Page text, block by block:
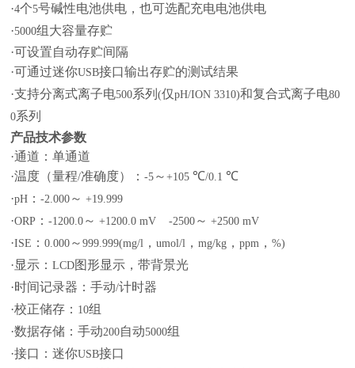
·4个5号碱性电池供电，也可选配充电电池供电
·5000组大容量存贮
·可设置自动存贮间隔
·可通过迷你USB接口输出存贮的测试结果
·支持分离式离子电500系列(仅pH/ION 3310)和复合式离子电80
0系列
产品技术参数
·通道：单通道
·温度（量程/准确度）：-5 ～+105 ℃/0.1 ℃
·pH ：-2.000 ～ +19.999
·ORP ：-1200.0 ～ +1200.0 mV -2500 ～ +2500 mV
·ISE ：0.000 ～999.999(mg/l ，umol/l ，mg/kg ，ppm ，%)
·显示：LCD图形显示，带背景光
·时间记录器：手动/计时器
·校正储存： 10组
·数据存储：手动200自动5000组
·接口：迷你USB接口